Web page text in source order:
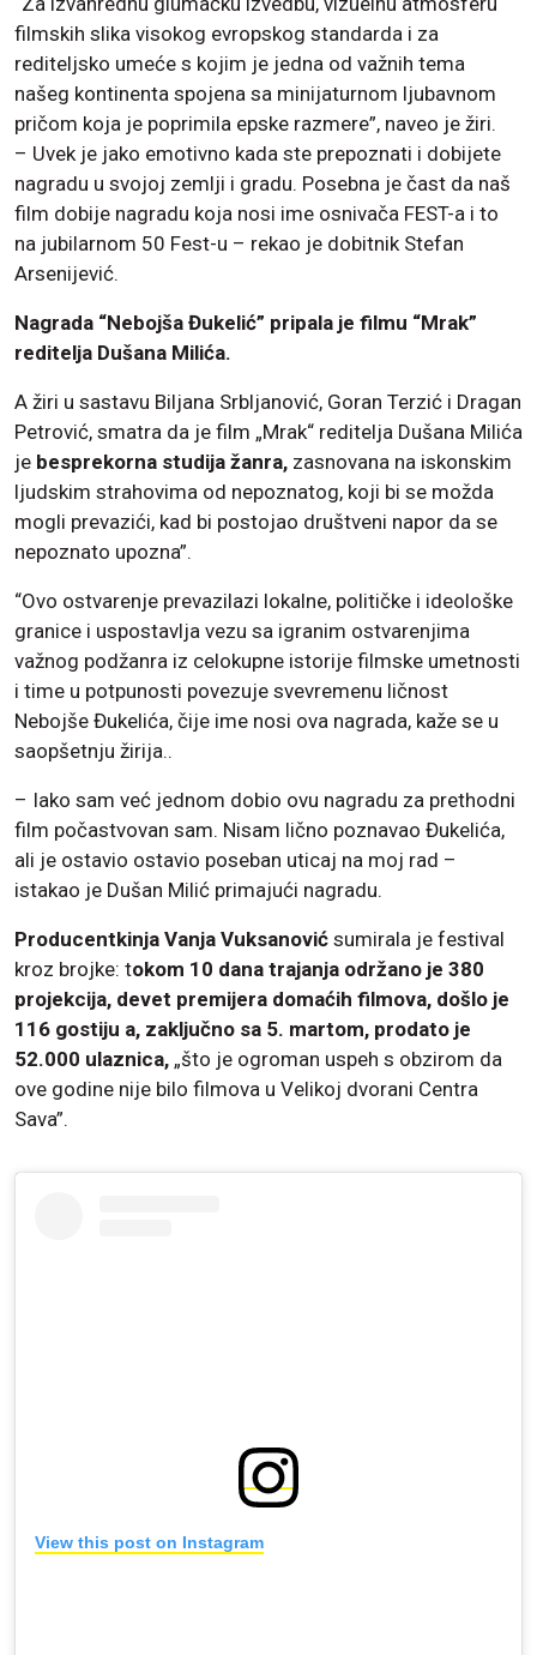
filmskih slika visokog evropskog standarda i za
rediteljsko umeće s kojim je jedna od važnih tema
našeg kontinenta spojena sa minijaturnom ljubavnom
pričom koja je poprimila epske razmere”, naveo je žiri.
– Uvek je jako emotivno kada ste prepoznati i dobijete
nagradu u svojoj zemlji i gradu. Posebna je čast da naš
film dobije nagradu koja nosi ime osnivača FEST-a i to
na jubilarnom 50 Fest-u – rekao je dobitnik Stefan
Arsenijević.
Nagrada “Nebojša Đukelić” pripala je filmu “Mrak”
reditelja Dušana Milića.
A žiri u sastavu Biljana Srbljanović, Goran Terzić i Dragan
Petrović, smatra da je film „Mrak“ reditelja Dušana Milića
je besprekorna studija žanra, zasnovana na iskonskim
ljudskim strahovima od nepoznatog, koji bi se možda
mogli prevazići, kad bi postojao društveni napor da se
nepoznato upozna”.
“Ovo ostvarenje prevazilazi lokalne, političke i ideološke
granice i uspostavlja vezu sa igranim ostvarenjima
važnog podžanra iz celokupne istorije filmske umetnosti
i time u potpunosti povezuje svevremenu ličnost
Nebojše Đukelića, čije ime nosi ova nagrada, kaže se u
saopšetnju žirija..
– Iako sam već jednom dobio ovu nagradu za prethodni
film počastvovan sam. Nisam lično poznavao Đukelića,
ali je ostavio ostavio poseban uticaj na moj rad –
istakao je Dušan Milić primajući nagradu.
Producentkinja Vanja Vuksanović sumirala je festival
kroz brojke: tokom 10 dana trajanja održano je 380
projekcija, devet premijera domaćih filmova, došlo je
116 gostiju a, zaključno sa 5. martom, prodato je
52.000 ulaznica, „što je ogroman uspeh s obzirom da
ove godine nije bilo filmova u Velikoj dvorani Centra
Sava”.
View this post on Instagram